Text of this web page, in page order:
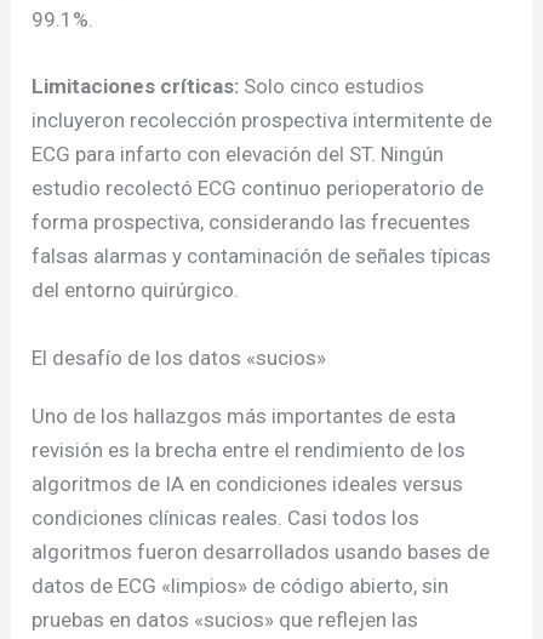
99.1%.
Limitaciones críticas: Solo cinco estudios
incluyeron recolección prospectiva intermitente de
ECG para infarto con elevación del ST. Ningún
estudio recolectó ECG continuo perioperatorio de
forma prospectiva, considerando las frecuentes
falsas alarmas y contaminación de señales típicas
del entorno quirúrgico.
El desafío de los datos «sucios»
Uno de los hallazgos más importantes de esta
revisión es la brecha entre el rendimiento de los
algoritmos de IA en condiciones ideales versus
condiciones clínicas reales. Casi todos los
algoritmos fueron desarrollados usando bases de
datos de ECG «limpios» de código abierto, sin
pruebas en datos «sucios» que reflejen las